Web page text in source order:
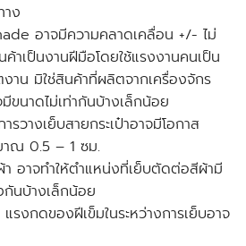
าง
อาจมีความคลาดเคลื่อน +/- ไม่
ค้าเป็นงานฝีมือโดยใช้แรงงานคนเป็น
าน มิใช่สินค้าที่ผลิตจากเครื่องจักร
ขนาดไม่เท่ากันบ้างเล็กน้อย
รวางเย็บสายกระเป๋าอาจมีโอกาส
าณ 0.5 – 1 ซม.
อาจทำให้ตำแหน่งที่เย็บตัดต่อสีผ้ามี
กันบ้างเล็กน้อย
รงกดของฝีเข็มในระหว่างการเย็บอาจ